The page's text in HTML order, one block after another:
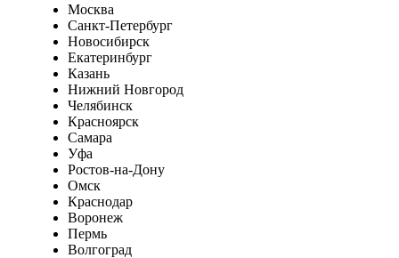
Москва
Санкт-Петербург
Новосибирск
Екатеринбург
Казань
Нижний Новгород
Челябинск
Красноярск
Самара
Уфа
Ростов-на-Дону
Омск
Краснодар
Воронеж
Пермь
Волгоград